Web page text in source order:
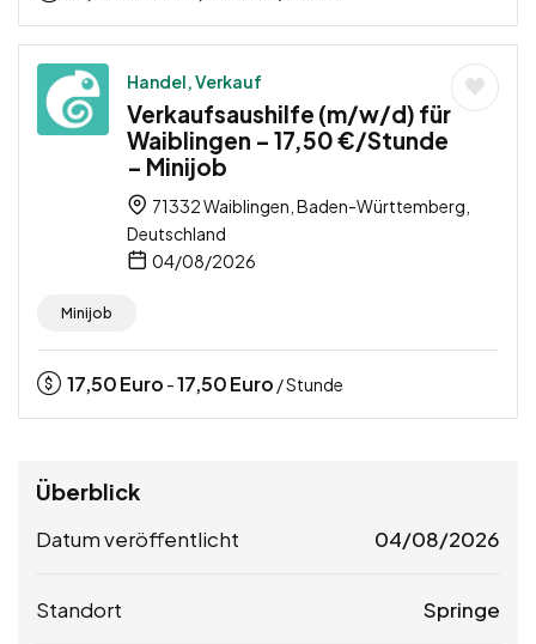
Handel, Verkauf
Verkaufsaushilfe (m/w/d) für
Waiblingen – 17,50 €/Stunde
– Minijob
71332 Waiblingen, Baden-Württemberg,
Deutschland
04/08/2026
Minijob
17,50Euro -17,50Euro / Stunde
Überblick
Datum veröffentlicht 04/08/2026
Standort Springe